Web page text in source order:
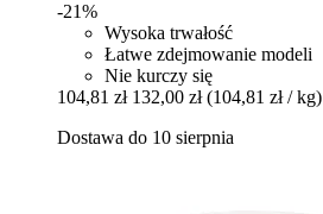
-21%
Wysoka trwałość
Łatwe zdejmowanie modeli
Nie kurczy się
104,81 zł 132,00 zł (104,81 zł / kg)
Dostawa do 10 sierpnia